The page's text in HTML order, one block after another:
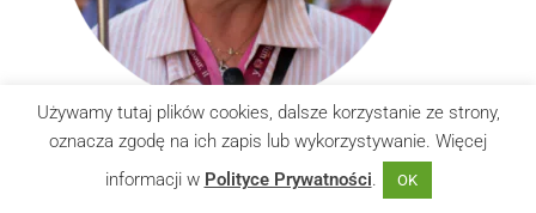
Basia Kaminska
filolożka anglistka instruktorka języka
Używamy tutaj plików cookies, dalsze korzystanie ze strony,
oznacza zgodę na ich zapis lub wykorzystywanie. Więcej
informacji w Polityce Prywatności. OK